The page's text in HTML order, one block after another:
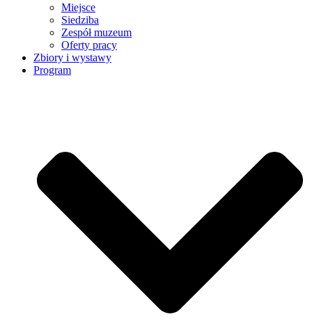
Miejsce
Siedziba
Zespół muzeum
Oferty pracy
Zbiory i wystawy
Program